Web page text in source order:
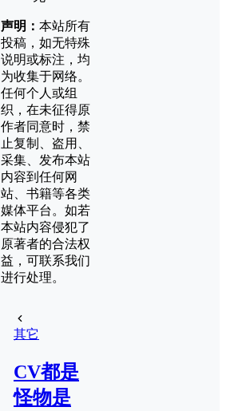
声明： 本站所有
投稿，如无特殊
说明或标注，均
为收集于网络。
任何个人或组
织，在未征得原
作者同意时，禁
止复制、盗用、
采集、发布本站
内容到任何网
站、书籍等各类
媒体平台。如若
本站内容侵犯了
原著者的合法权
益，可联系我们
进行处理。
其它
CV都是
怪物是